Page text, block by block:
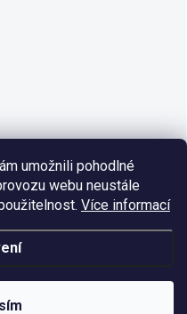
umožnili pohodlné
webu neustále
Více informací